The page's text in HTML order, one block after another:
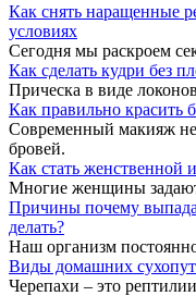
Как снять наращенные
условиях
Сегодня мы раскроем
Как сделать кудри без
Прическа в виде
Как правильно красить
Современный макияж
бровей.
Как стать женственной
Многие женщины
Причины почему
делать?
Наш организм
Виды домашних
Черепахи – это